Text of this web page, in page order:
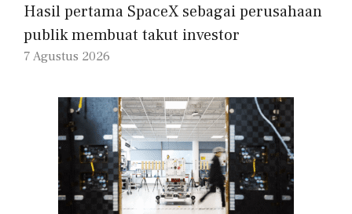
Hasil pertama SpaceX sebagai perusahaan
publik membuat takut investor
7 Agustus 2026